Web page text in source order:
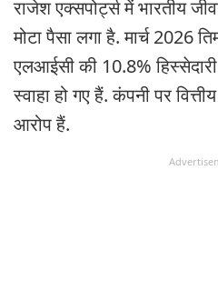
राजेश एक्सपोर्ट्स में भारतीय
मोटा पैसा लगा है. मार्च 2026
एलआईसी की 10.8%
स्वाहा हो गए हैं. कंपनी पर
आरोप हैं.